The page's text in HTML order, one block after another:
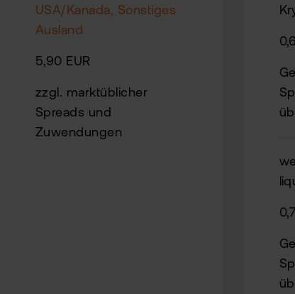
USA/Kanada, Sonstiges
Ausland
5,90 EUR
zzgl. marktüblicher
Spreads und
Zuwendungen